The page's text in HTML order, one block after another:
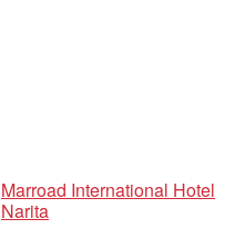
Marroad International Hotel
Narita